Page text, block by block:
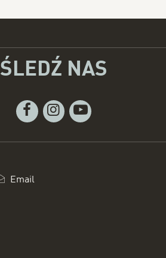
Email
ŚLEDŹ NAS
FacebookInstagram
Youtube